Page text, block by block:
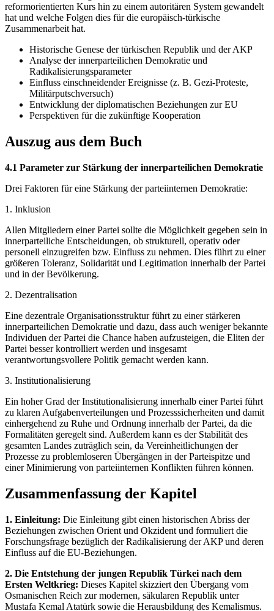
reformorientierten Kurs hin zu einem autoritären System gewandelt
hat und welche Folgen dies für die europäisch-türkische
Zusammenarbeit hat.
Historische Genese der türkischen Republik und der AKP
Analyse der innerparteilichen Demokratie und
Radikalisierungsparameter
Einfluss einschneidender Ereignisse (z. B. Gezi-Proteste,
Militärputschversuch)
Entwicklung der diplomatischen Beziehungen zur EU
Perspektiven für die zukünftige Kooperation
Auszug aus dem Buch
4.1 Parameter zur Stärkung der innerparteilichen Demokratie
Drei Faktoren für eine Stärkung der parteiinternen Demokratie:
1. Inklusion
Allen Mitgliedern einer Partei sollte die Möglichkeit gegeben sein in
innerparteiliche Entscheidungen, ob strukturell, operativ oder
personell einzugreifen bzw. Einfluss zu nehmen. Dies führt zu einer
größeren Toleranz, Solidarität und Legitimation innerhalb der Partei
und in der Bevölkerung.
2. Dezentralisation
Eine dezentrale Organisationsstruktur führt zu einer stärkeren
innerparteilichen Demokratie und dazu, dass auch weniger bekannte
Individuen der Partei die Chance haben aufzusteigen, die Eliten der
Partei besser kontrolliert werden und insgesamt
verantwortungsvollere Politik gemacht werden kann.
3. Institutionalisierung
Ein hoher Grad der Institutionalisierung innerhalb einer Partei führt
zu klaren Aufgabenverteilungen und Prozesssicherheiten und damit
einhergehend zu Ruhe und Ordnung innerhalb der Partei, da die
Formalitäten geregelt sind. Außerdem kann es der Stabilität des
gesamten Landes zuträglich sein, da Vereinheitlichungen der
Prozesse zu problemloseren Übergängen in der Parteispitze und
einer Minimierung von parteiinternen Konflikten führen können.
Zusammenfassung der Kapitel
1. Einleitung: Die Einleitung gibt einen historischen Abriss der
Beziehungen zwischen Orient und Okzident und formuliert die
Forschungsfrage bezüglich der Radikalisierung der AKP und deren
Einfluss auf die EU-Beziehungen.
2. Die Entstehung der jungen Republik Türkei nach dem
Ersten Weltkrieg: Dieses Kapitel skizziert den Übergang vom
Osmanischen Reich zur modernen, säkularen Republik unter
Mustafa Kemal Atatürk sowie die Herausbildung des Kemalismus.